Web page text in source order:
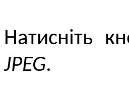
Натисніть
JPEG.